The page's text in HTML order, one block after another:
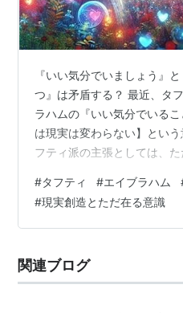
『いい気分でいましょう』
つ』は矛盾する？ 最近、タ
ラハムの『いい気分でいる
は現実は変わらない】とい
フティ派の主張としては、
を持ち、意識的に現実を選ぶ
です。 そしてエネルギーの
が、意図の三つ編みに繋が
分（波動）が現実を創る』と
が創造の鍵だとしています
#タフティ #エイブラハム
#現実創造とただ在る意識
関連ブログ